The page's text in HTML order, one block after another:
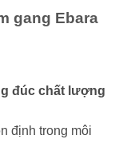
gang Ebara
đúc chất lượng
định trong môi